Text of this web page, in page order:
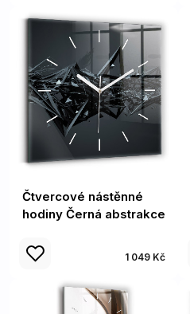
Čtvercové nástěnné
hodiny Černá abstrakce
1 049 Kč